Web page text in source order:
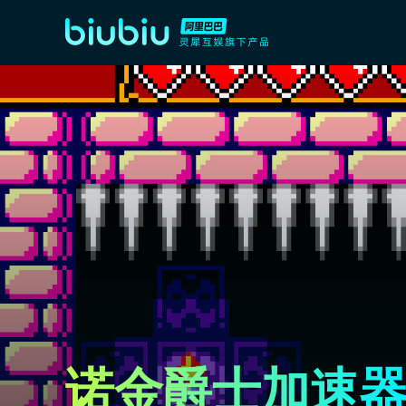
诺金爵士加速